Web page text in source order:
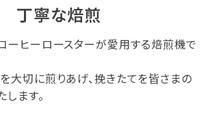
丁寧な焙煎
ーヒーロースターが愛用する焙煎機で
大切に煎りあげ、挽きたてを皆さまの
ます。